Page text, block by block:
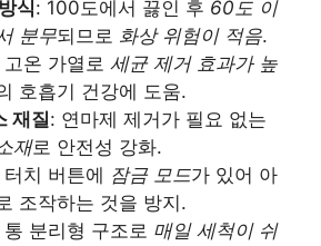
식: 100도에서 끓인 후 60도 이
분무되므로 화상 위험이 적음.
고온 가열로 세균 제거 효과가 높
호흡기 건강에 도움.
재질: 연마제 제거가 필요 없는
재로 안전성 강화.
터치 버튼에 잠금 모드가 있어 아
조작하는 것을 방지.
통 분리형 구조로 매일 세척이 쉬